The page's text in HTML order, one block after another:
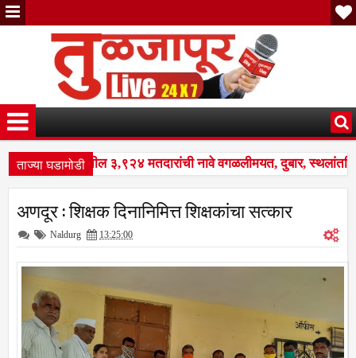
ताज्या घडामोडी
नळदुर्ग शहरातील ३,९२४ मतदारांची नावे वगळलीमयत, दुबार,
पुनरीक्षण कार्यक्रमात मोठे बदल; भारत निवडणूक आयोगाने सुधारित
नळदुर्ग शहरातील ३,९२४ मतदारांची नावे वगळलीमयत, दुबार,
अणदूर : शिक्षक दिनानिमित्त शिक्षकांचा सत्कार
Naldurg 13:25:00